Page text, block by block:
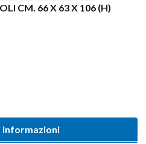
CM. 66 X 63 X 106 (H)